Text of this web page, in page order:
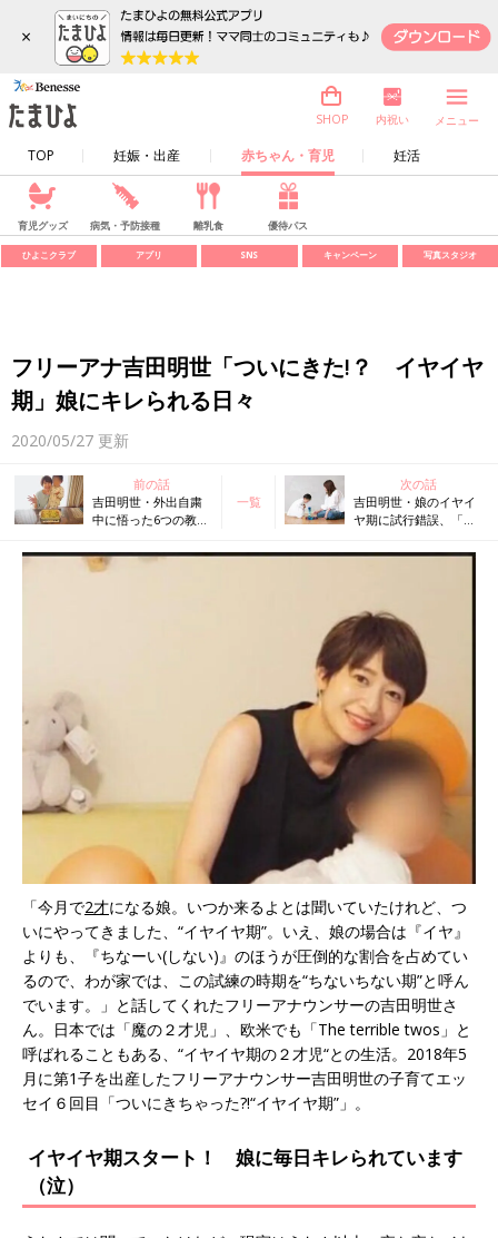
×
TOP 妊娠・出産 赤ちゃん・育児 妊活
SHOP 内祝い メニュー
育児グッズ 病気・予防接種 離乳食 優待パス
ひよこクラブ アプリ SNS キャンペーン 写真スタジオ
フリーアナ吉田明世「ついにきた!？ イヤイヤ
期」娘にキレられる日々
2020/05/27 更新
前の話
吉田明世・外出自粛
中に悟った6つの教
一覧
次の話
吉田明世・娘のイヤイ
ヤ期に試行錯誤、「修
作戦を実行
「今月で2才になる娘。いつか来るよとは聞いていたけれど、つ
いにやってきました、“イヤイヤ期”。いえ、娘の場合は『イヤ』
よりも、『ちなーい(しない)』のほうが圧倒的な割合を占めてい
るので、わが家では、この試練の時期を“ちないちない期”と呼ん
でいます。」と話してくれたフリーアナウンサーの吉田明世さ
ん。日本では「魔の２才児」、欧米でも「The terrible twos」と
呼ばれることもある、“イヤイヤ期の２才児“との生活。2018年5
月に第1子を出産したフリーアナウンサー吉田明世の子育てエッ
セイ６回目「ついにきちゃった?!“イヤイヤ期”」。
イヤイヤ期スタート！ 娘に毎日キレられています
（泣）